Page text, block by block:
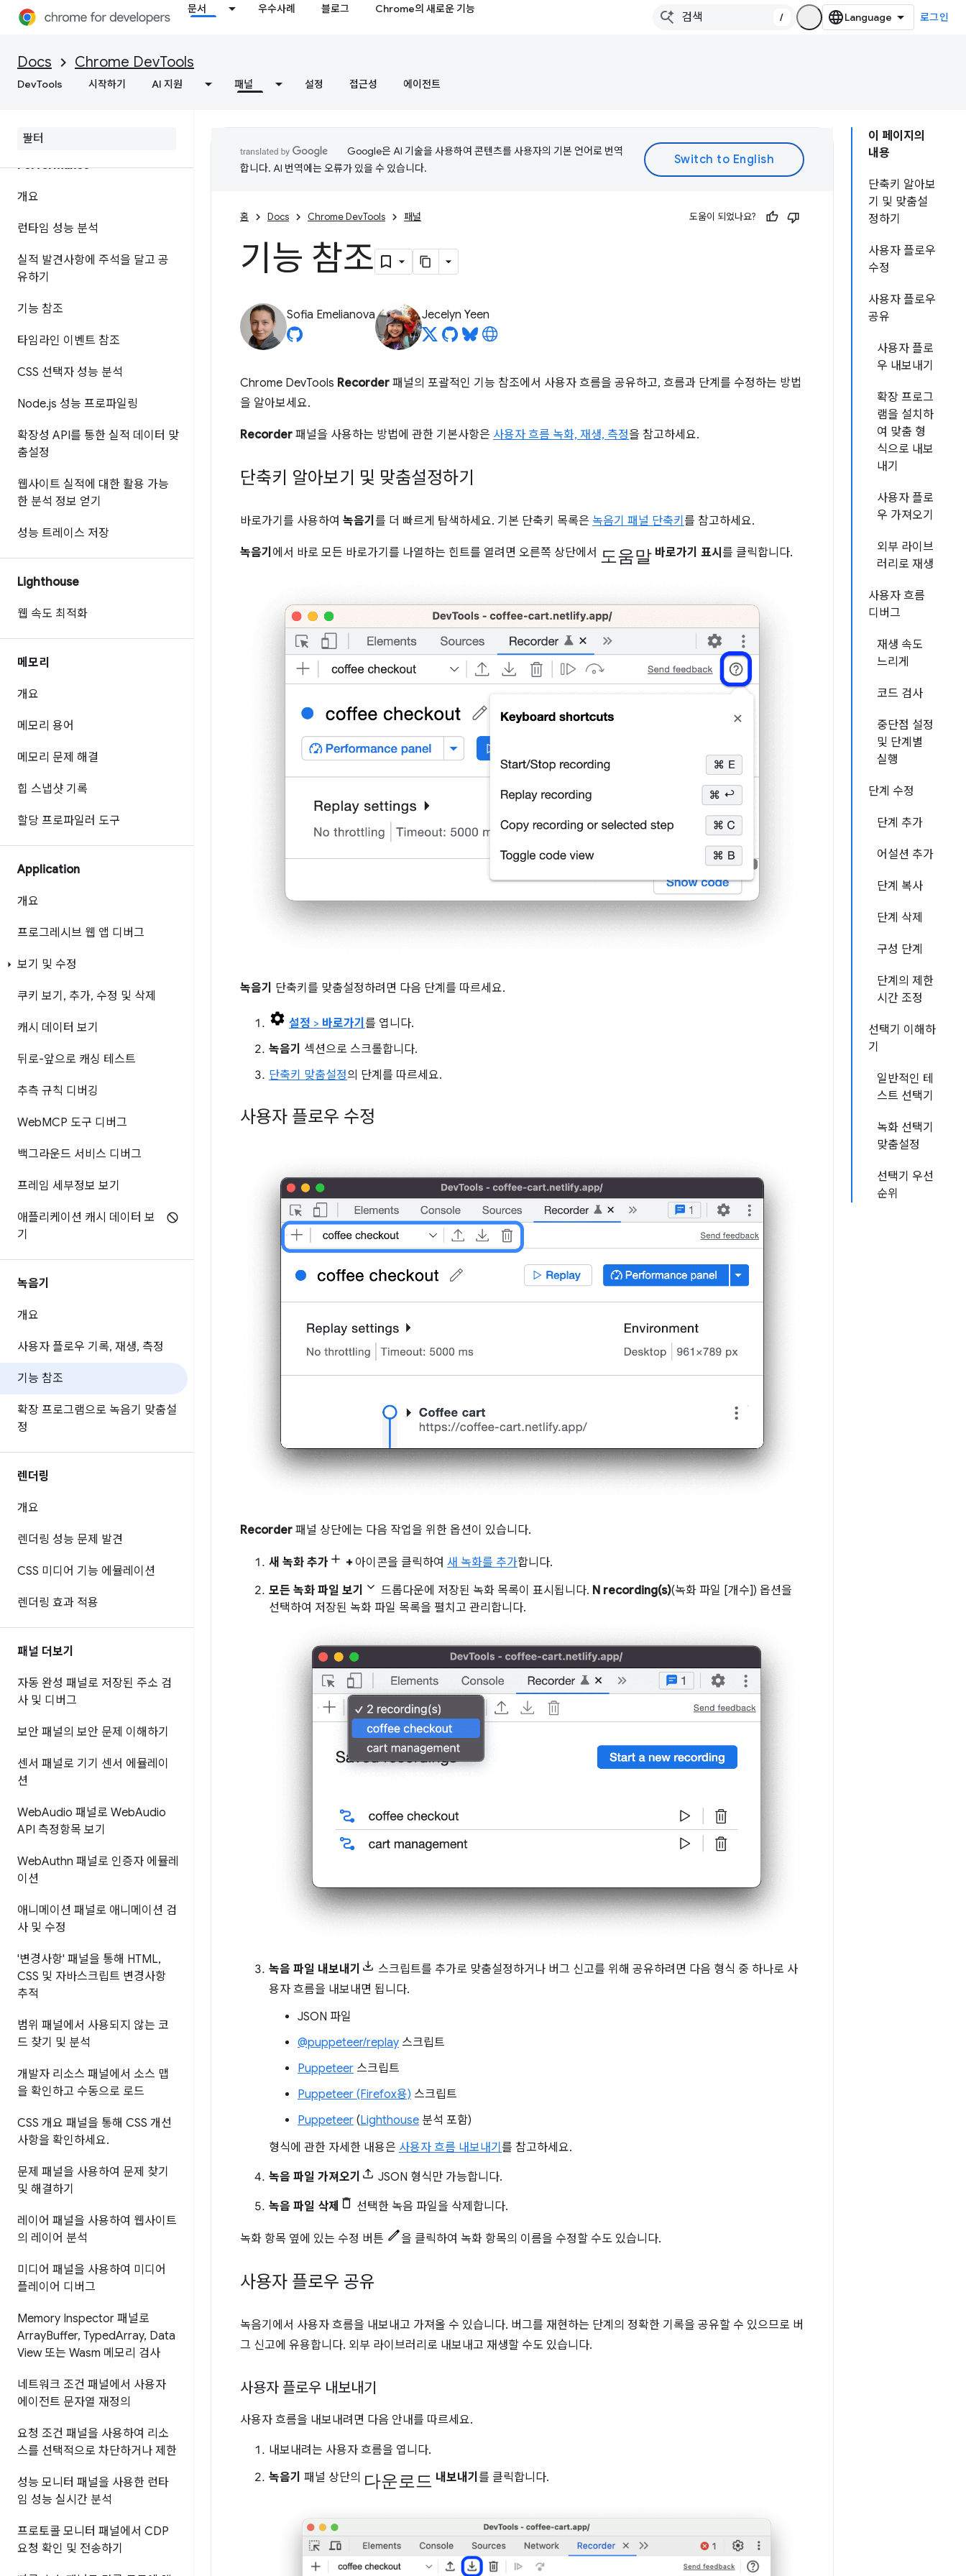
문서 우수사례 블로그 Chrome의 새로운 기능
/ 로그인
Docs Chrome DevTools
DevTools 시작하기 AI 지원 패널 설정 접근성 에이전트
개요
네트워크 활동 검사
기능 참조
Performance
개요
런타임 성능 분석
실적 발견사항에 주석을 달고 공
유하기
기능 참조
타임라인 이벤트 참조
CSS 선택자 성능 분석
Node.js 성능 프로파일링
확장성 API를 통한 실적 데이터 맞
춤설정
웹사이트 실적에 대한 활용 가능
한 분석 정보 얻기
성능 트레이스 저장
Lighthouse
웹 속도 최적화
메모리
개요
메모리 용어
메모리 문제 해결
힙 스냅샷 기록
할당 프로파일러 도구
Application
개요
프로그레시브 웹 앱 디버그
보기 및 수정
쿠키 보기 , 추가, 수정 및 삭제
캐시 데이터 보기
뒤로-앞으로 캐싱 테스트
추측 규칙 디버깅
WebMCP 도구 디버그
백그라운드 서비스 디버그
프레임 세부정보 보기
애플리케이션 캐시 데이터 보
기
녹음기
개요
사용자 플로우 기록, 재생, 측정
기능 참조
확장 프로그램으로 녹음기 맞춤설
정
렌더링
개요
렌더링 성능 문제 발견
CSS 미디어 기능 에뮬레이션
렌더링 효과 적용
패널 더보기
자동 완성 패널로 저장된 주소 검
사 및 디버그
보안 패널의 보안 문제 이해하기
센서 패널로 기기 센서 에뮬레이
션
WebAudio 패널로 WebAudio
API 측정항목 보기
WebAuthn 패널로 인증자 에뮬레
이션
애니메이션 패널로 애니메이션 검
사 및 수정
'변경사항' 패널을 통해 HTML,
CSS 및 자바스크립트 변경사항
추적
범위 패널에서 사용되지 않는 코
드 찾기 및 분석
개발자 리소스 패널에서 소스 맵
을 확인하고 수동으로 로드
CSS 개요 패널을 통해 CSS 개선
사항을 확인하세요.
문제 패널을 사용하여 문제 찾기
및 해결하기
레이어 패널을 사용하여 웹사이트
의 레이어 분석
미디어 패널을 사용하여 미디어
플레이어 디버그
Memory Inspector 패널로
ArrayBuffer, TypedArray, Data
View 또는 Wasm 메모리 검사
네트워크 조건 패널에서 사용자
에이전트 문자열 재정의
요청 조건 패널을 사용하여 리소
스를 선택적으로 차단하거나 제한
성능 모니터 패널을 사용한 런타
임 성능 실시간 분석
프로토콜 모니터 패널에서 CDP
요청 확인 및 전송하기
이 페이지의
내용
단축키 알아보
기 및 맞춤설
정하기
사용자 플로우
수정
사용자 플로우
공유
사용자 플로
우 내보내기
확장 프로그
램을 설치하
여 맞춤 형
식으로 내보
내기
사용자 플로
우 가져오기
외부 라이브
러리로 재생
사용자 흐름
디버그
재생 속도
느리게
코드 검사
중단점 설정
및 단계별
실행
단계 수정
단계 추가
어설션 추가
단계 복사
단계 삭제
구성 단계
단계의 제한
시간 조정
선택기 이해하
기
일반적인 테
스트 선택기
녹화 선택기
맞춤설정
선택기 우선
순위
Google은 AI 기술을 사용하여 콘텐츠를 사용자의 기본 언어로 번역
합니다. AI 번역에는 오류가 있을 수 있습니다.
홈 Docs Chrome DevTools 패널 도움이 되었나요?
기능 참조
Sofia Emelianova Jecelyn Yeen
Chrome DevTools Recorder 패널의 포괄적인 기능 참조에서 사용자 흐름을 공유하고, 흐름과 단계를 수정하는 방법
을 알아보세요.
Recorder 패널을 사용하는 방법에 관한 기본사항은 사용자 흐름 녹화, 재생, 측정을 참고하세요.
단축키 알아보기 및 맞춤설정하기
바로가기를 사용하여 녹음기 를 더 빠르게 탐색하세요. 기본 단축키 목록은 녹음기 패널 단축키 를 참고하세요.
녹음기 에서 바로 모든 바로가기를 나열하는 힌트를 열려면 오른쪽 상단에서 도움말 바로가기 표시 를 클릭합니다.
녹음기 단축키를 맞춤설정하려면 다음 단계를 따르세요.
설정 > 바로가기 를 엽니다.
녹음기 섹션으로 스크롤합니다.
단축키 맞춤설정의 단계를 따르세요.
사용자 플로우 수정
Recorder 패널 상단에는 다음 작업을 위한 옵션이 있습니다.
새 녹화 추가 +아이콘을 클릭하여 새 녹화를 추가합니다.
모든 녹화 파일 보기
드롭다운에 저장된 녹화 목록이 표시됩니다. N recording(s)(녹화 파일 [개수]) 옵션을
선택하여 저장된 녹화 파일 목록을 펼치고 관리합니다.
녹음 파일 내보내기
스크립트를 추가로 맞춤설정하거나 버그 신고를 위해 공유하려면 다음 형식 중 하나로 사
용자 흐름을 내보내면 됩니다.
JSON 파일
@puppeteer/replay 스크립트
Puppeteer 스크립트
Puppeteer (Firefox용) 스크립트
Puppeteer (Lighthouse 분석 포함)
형식에 관한 자세한 내용은 사용자 흐름 내보내기 를 참고하세요.
녹음 파일 가져오기 JSON 형식만 가능합니다.
녹음 파일 삭제 선택한 녹음 파일을 삭제합니다.
녹화 항목 옆에 있는 수정 버튼 을 클릭하여 녹화 항목의 이름을 수정할 수도 있습니다.
사용자 플로우 공유
녹음기에서 사용자 흐름을 내보내고 가져올 수 있습니다. 버그를 재현하는 단계의 정확한 기록을 공유할 수 있으므로 버
그 신고에 유용합니다. 외부 라이브러리로 내보내고 재생할 수도 있습니다.
사용자 플로우 내보내기
사용자 흐름을 내보내려면 다음 안내를 따르세요.
내보내려는 사용자 흐름을 엽니다.
녹음기 패널 상단의 다운로드 내보내기 를 클릭합니다.